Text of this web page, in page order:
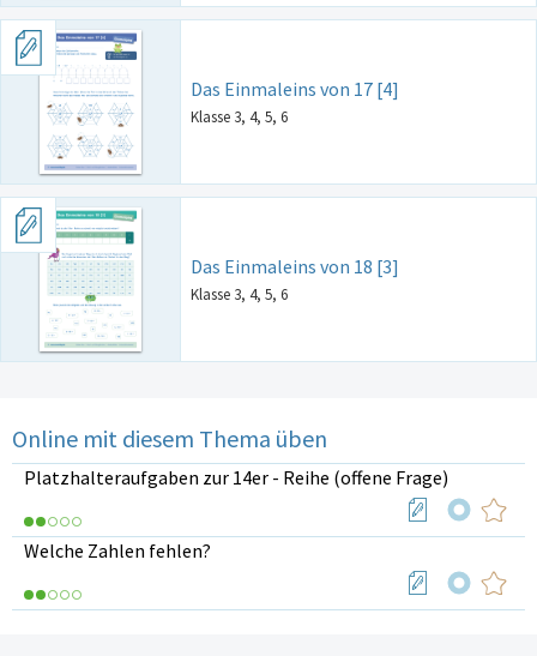
Das Einmaleins von 17 [4]
Klasse 3, 4, 5, 6
Das Einmaleins von 18 [3]
Klasse 3, 4, 5, 6
Online mit diesem Thema üben
Platzhalteraufgaben zur 14er - Reihe (offene Frage)
Welche Zahlen fehlen?